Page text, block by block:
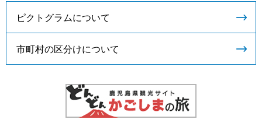
ピクトグラムについて
市町村の区分けについて